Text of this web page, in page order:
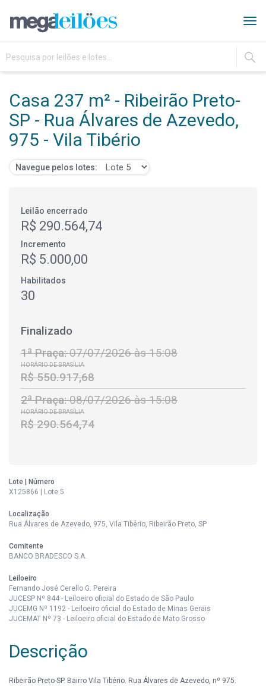
IR
Casa 237 m² - Ribeirão Preto-
SP - Rua Álvares de Azevedo,
975 - Vila Tibério
Navegue pelos lotes:
Leilão encerrado
R$ 290.564,74
Incremento
R$ 5.000,00
Habilitados
30
Finalizado
1ª Praça:07/07/2026 às 15:08
HORÁRIO DE BRASÍLIA
R$ 550.917,68
2ª Praça:08/07/2026 às 15:08
HORÁRIO DE BRASÍLIA
R$ 290.564,74
Lote | Número
X125866 | Lote 5
Localização
Rua Álvares de Azevedo, 975, Vila Tibério, Ribeirão Preto, SP
Comitente
BANCO BRADESCO S.A.
Leiloeiro
Fernando José Cerello G. Pereira
JUCESP Nº 844 - Leiloeiro oficial do Estado de São Paulo
JUCEMG Nº 1192 - Leiloeiro oficial do Estado de Minas Gerais
JUCEMAT Nº 73 - Leiloeiro oficial do Estado de Mato Grosso
Descrição
Ribeirão Preto-SP. Bairro Vila Tibério. Rua Álvares de Azevedo, nº 975.